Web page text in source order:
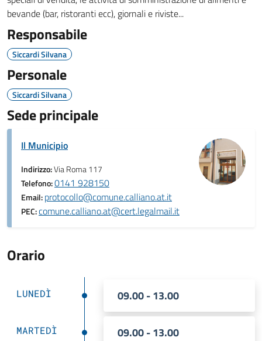
bevande (bar, ristoranti ecc), giornali e riviste...
Responsabile
Siccardi Silvana
Personale
Siccardi Silvana
Sede principale
Il Municipio
Indirizzo:Via Roma 117
Telefono:0141 928150
Email:protocollo@comune.calliano.at.it
PEC:comune.calliano.at@cert.legalmail.it
Orario
LUNEDÌ 09.00 - 13.00
MARTEDÌ 09.00 - 13.00